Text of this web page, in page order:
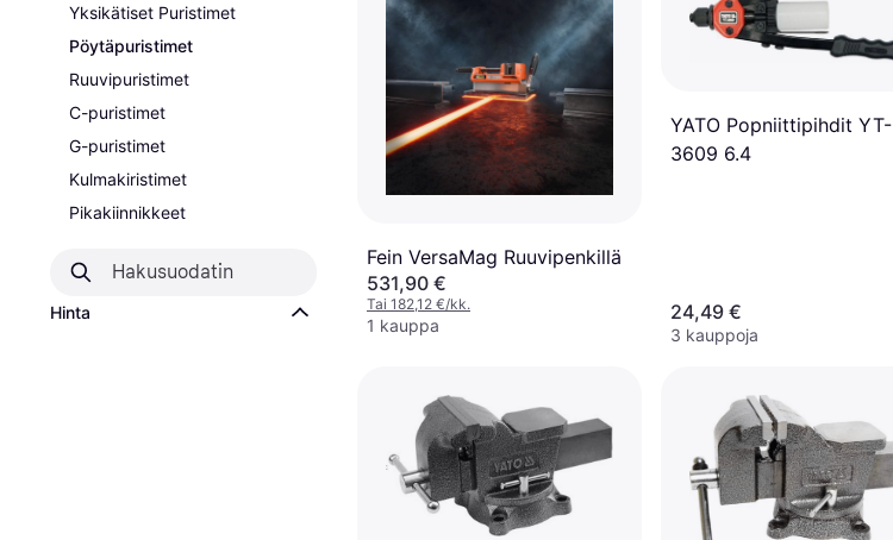
Yksikätiset Puristimet
Pöytäpuristimet
Ruuvipuristimet
C-puristimet
G-puristimet
Kulmakiristimet
Pikakiinnikkeet
Hinta
Fein VersaMag Ruuvipenkillä
531,90 €
Tai 182,12 €/kk.
1 kauppa
YATO Popniittipihdit YT-
3609 6.4
24,49 €
3 kauppoja